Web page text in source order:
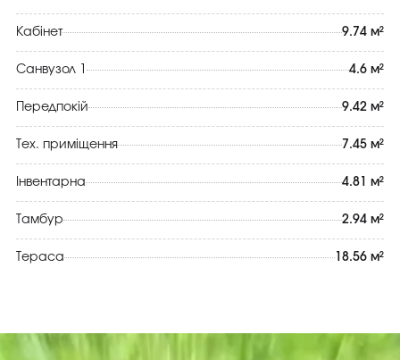
Кабінет 9.74 м²
Санвузол 1 4.6 м²
Передпокій 9.42 м²
Тех. приміщення 7.45 м²
Інвентарна 4.81 м²
Тамбур 2.94 м²
Тераса 18.56 м²